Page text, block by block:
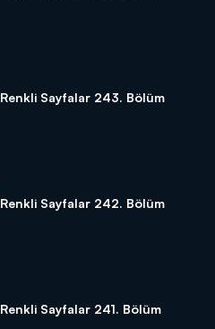
Renkli Sayfalar 243. Bölüm
Renkli Sayfalar 242. Bölüm
Renkli Sayfalar 241. Bölüm